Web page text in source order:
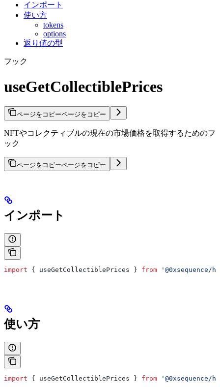
インポート
使い方
tokens
options
返り値の型
フック
useGetCollectiblePrices
ページをコピーページをコピー
NFTやコレクティブルの現在の市場価格を取得するためのフ
ック
ページをコピーページをコピー
インポート
import { useGetCollectiblePrices } from '@0xsequence/
使い方
import { useGetCollectiblePrices } from '@0xsequence/